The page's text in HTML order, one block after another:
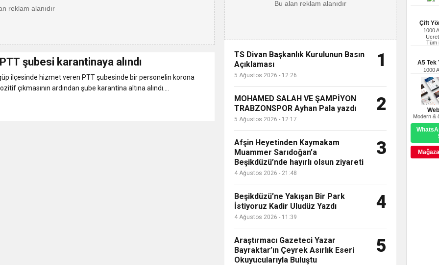
Çift
1000
Tüm
A5 Tek
1000
Modern &
Yıldönümü Muhteşem Şekilde Kutlandı Ayhan Pala Yazdı
şubesi karantinaya alındı
ilçesinde hizmet veren PTT şubesinde bir personelin korona
çıkmasının ardından şube karantina altına alındı....
TS Divan Başkanlık Kurulunun Basın
Açıklaması
5 Ağustos 2026 - 12:26
1
MOHAMED SALAH VE ŞAMPİYON
TRABZONSPOR Ayhan Pala yazdı
5 Ağustos 2026 - 12:17
2
Afşin Heyetinden Kaymakam
Muammer Sarıdoğan’a
Beşikdüzü’nde hayırlı olsun ziyareti
4 Ağustos 2026 - 21:48
3
Beşikdüzü’ne Yakışan Bir Park
İstiyoruz Kadir Uludüz Yazdı
4 Ağustos 2026 - 11:39
4
Araştırmacı Gazeteci Yazar
Bayraktar’ın Çeyrek Asırlık Eseri
Okuyucularıyla Buluştu
5